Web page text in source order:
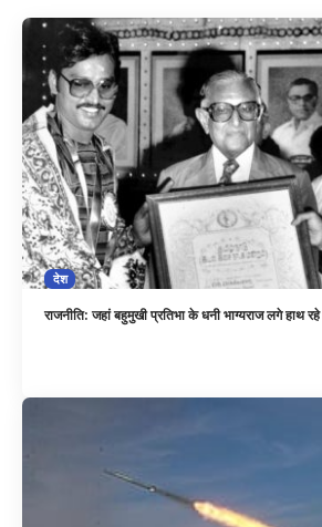
देश
राजनीति: जहां बहुमुखी प्रतिभा के धनी भाग्यराज लगे हाथ रहे